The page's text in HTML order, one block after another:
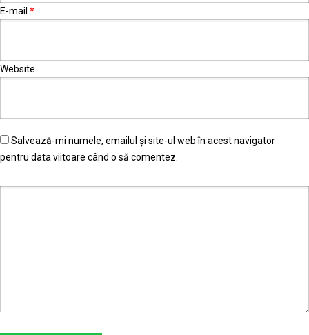
E-mail *
Website
Salvează-mi numele, emailul și site-ul web în acest navigator
pentru data viitoare când o să comentez.